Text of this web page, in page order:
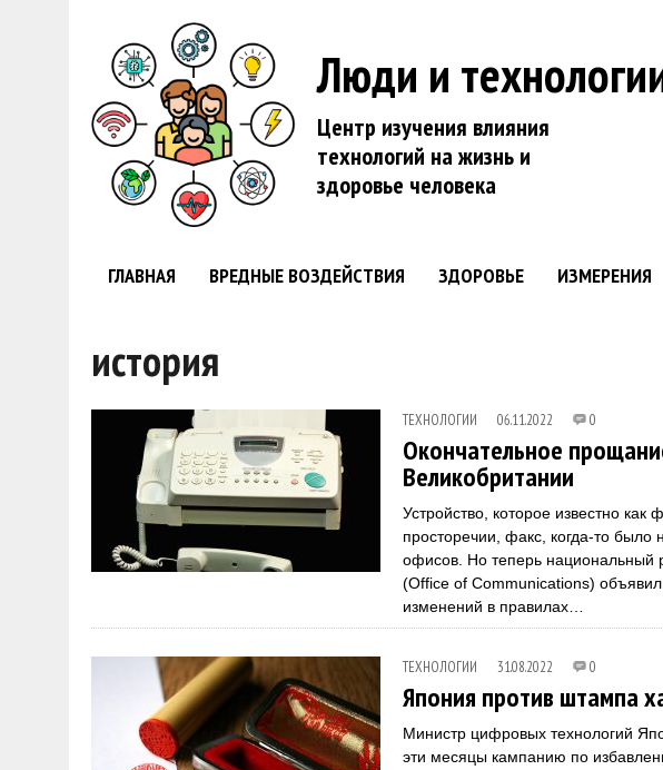
Люди и
Центр изучения влияния
технологий на жизнь и
здоровье человека
ГЛАВНАЯ ВРЕДНЫЕ ВОЗДЕЙСТВИЯ ЗДОРОВЬЕ ИЗМЕРЕНИЯ
история
ТЕХНОЛОГИИ 06.11.2022 0
Окончательное
Великобритании
Устройство, которое известно
просторечии, факс, когда-то
офисов. Но теперь национальный
(Office of Communications)
изменений в правилах…
ТЕХНОЛОГИИ 31.08.2022 0
Япония против штампа
Министр цифровых технологий
эти месяцы кампанию по